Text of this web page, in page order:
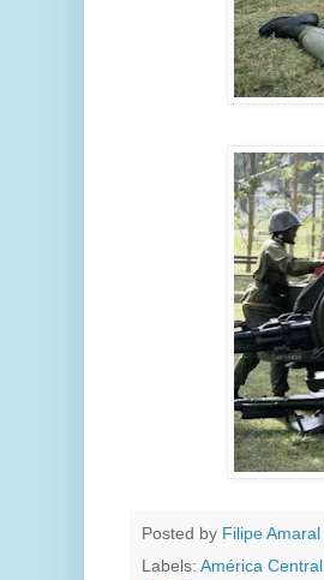
Posted by Filipe Amaral
Labels: América Central